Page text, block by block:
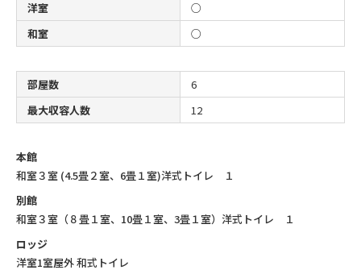
洋室
○
和室
○
部屋数
6
最大収容人数
12
本館
和室３室 (4.5畳２室、6畳１室)洋式トイレ １
別館
和室３室（８畳１室、10畳１室、3畳１室） 洋式トイレ １
ロッジ
洋室1室屋外 和式トイレ